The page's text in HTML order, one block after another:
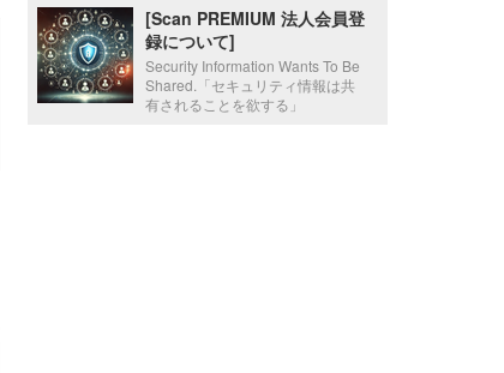
[Scan PREMIUM 法人会員登
録について]
Security Information Wants To Be
Shared.「セキュリティ情報は共
有されることを欲する」